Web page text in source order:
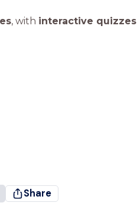
, with interactive quizzes
Share